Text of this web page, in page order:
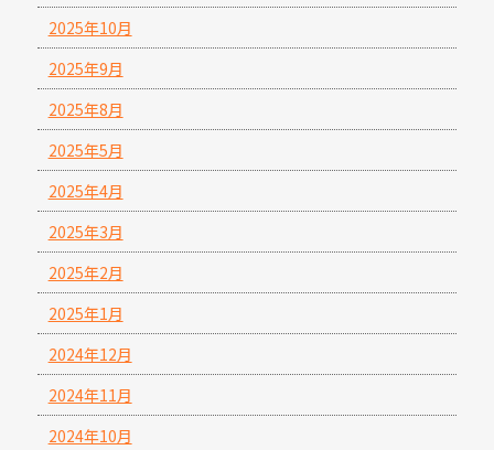
2025年10月
2025年9月
2025年8月
2025年5月
2025年4月
2025年3月
2025年2月
2025年1月
2024年12月
2024年11月
2024年10月